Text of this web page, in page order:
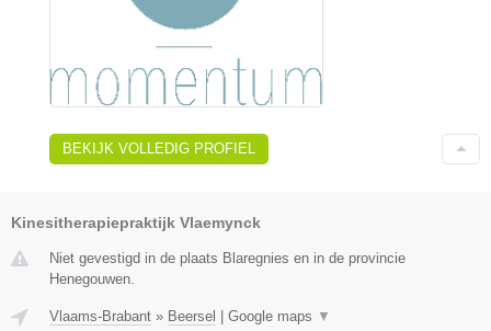
BEKIJK VOLLEDIG PROFIEL
Kinesitherapiepraktijk Vlaemynck
Niet gevestigd in de plaats Blaregnies en in de provincie
Henegouwen.
Vlaams-Brabant » Beersel Google maps ▼